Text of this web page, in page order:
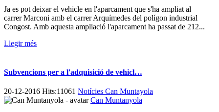
Ja es pot deixar el vehicle en l'aparcament que s'ha ampliat al
carrer Marconi amb el carrer Arquímedes del polígon industrial
Congost. Amb aquesta ampliació l'aparcament ha passat de 212...
Llegir més
Subvencions per a l'adquisició de vehicl…
20-12-2016 Hits:11061 Notícies Can Muntayola
Can Muntanyola